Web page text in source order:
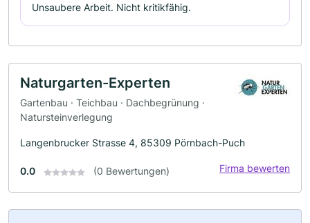
Unsaubere Arbeit. Nicht kritikfähig.
Naturgarten-Experten
Gartenbau · Teichbau · Dachbegrünung ·
Natursteinverlegung
Langenbrucker Strasse 4, 85309 Pörnbach-Puch
0.0 (0 Bewertungen) Firma bewerten